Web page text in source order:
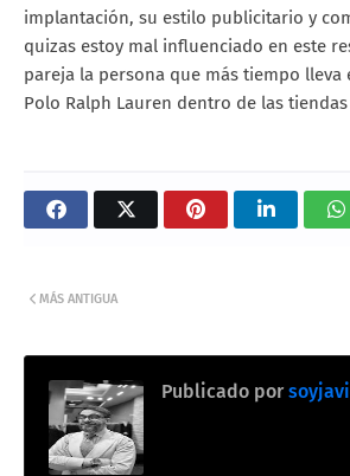
implantación, su estilo publicitario y
quizas estoy mal influenciado en este
pareja la persona que más tiempo lleva
Polo Ralph Lauren dentro de las tiendas
MÁS ANTIGUA
Publicado por